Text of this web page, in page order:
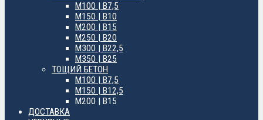
М100 | B7,5
М150 | B10
М200 | B15
М250 | B20
М300 | B22,5
М350 | B25
ТОЩИЙ БЕТОН
М100 | B7,5
М150 | B12,5
М200 | B15
ДОСТАВКА